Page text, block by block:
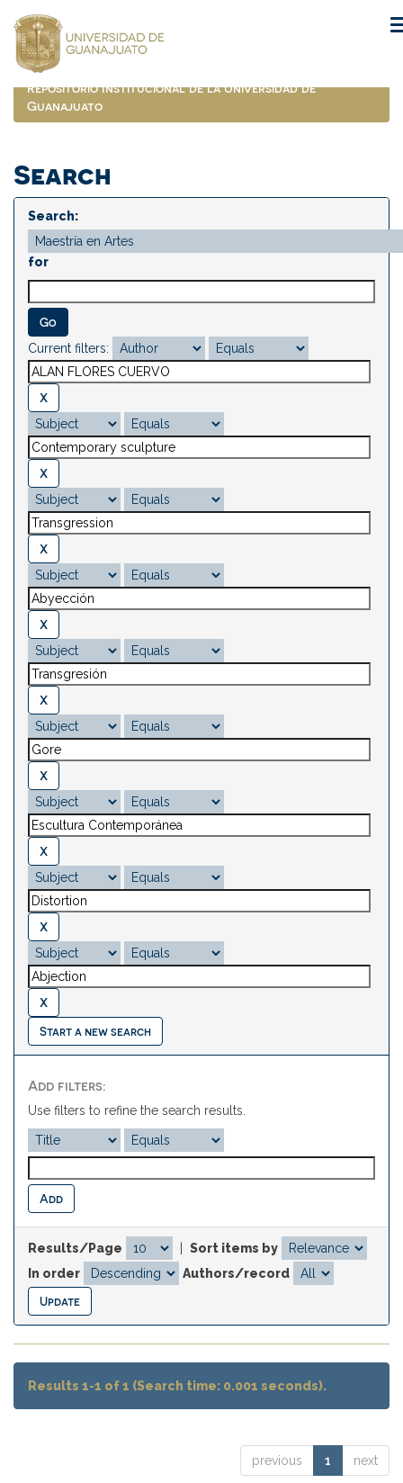
navigation
Repositorio Institucional de la Universidad de
Guanajuato
Search
Search:
for
Current filters:
Start a new search
Add filters:
Use filters to refine the search results.
Results/Page
Sort items by
In order
Authors/record
Results 1-1 of 1 (Search time: 0.001 seconds).
previous 1 next